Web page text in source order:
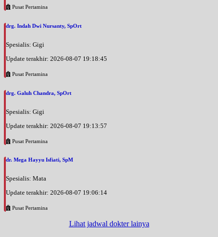
Pusat Pertamina
drg. Indah Dwi Nursanty, SpOrt
Spesialis: Gigi
Update terakhir: 2026-08-07 19:18:45
Pusat Pertamina
drg. Galuh Chandra, SpOrt
Spesialis: Gigi
Update terakhir: 2026-08-07 19:13:57
Pusat Pertamina
dr. Mega Hayyu Isfiati, SpM
Spesialis: Mata
Update terakhir: 2026-08-07 19:06:14
Pusat Pertamina
Lihat jadwal dokter lainya